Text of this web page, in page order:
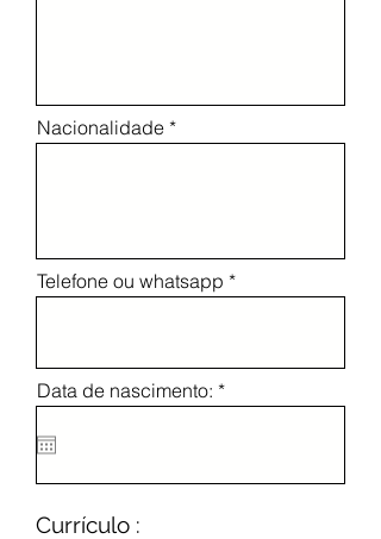
Nacionalidade
Telefone ou whatsapp
Data de nascimento: *r
e
r
Currículo :